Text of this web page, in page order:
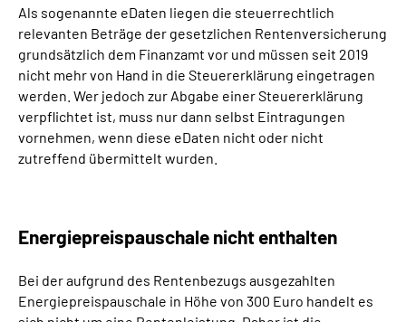
Als sogenannte eDaten liegen die steuerrechtlich
relevanten Beträge der gesetzlichen Rentenversicherung
grundsätzlich dem Finanzamt vor und müssen seit 2019
nicht mehr von Hand in die Steuererklärung eingetragen
werden. Wer jedoch zur Abgabe einer Steuererklärung
verpflichtet ist, muss nur dann selbst Eintragungen
vornehmen, wenn diese eDaten nicht oder nicht
zutreffend übermittelt wurden.
Energiepreispauschale nicht enthalten
Bei der aufgrund des Rentenbezugs ausgezahlten
Energiepreispauschale in Höhe von 300 Euro handelt es